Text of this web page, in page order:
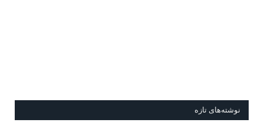
نوشته‌های تازه